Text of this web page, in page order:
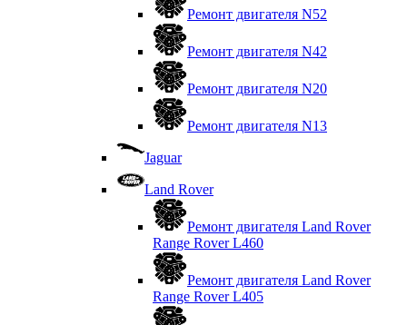
Ремонт двигателя N52
Ремонт двигателя N42
Ремонт двигателя N20
Ремонт двигателя N13
Jaguar
Land Rover
Ремонт двигателя Land Rover
Range Rover L460
Ремонт двигателя Land Rover
Range Rover L405